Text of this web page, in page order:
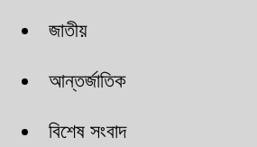
জাতীয়
আন্তর্জাতিক
বিশেষ সংবাদ